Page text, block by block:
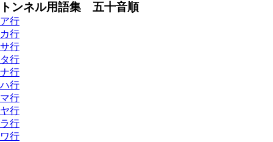
トンネル用語集 五十音順
ア行
カ行
サ行
タ行
ナ行
ハ行
マ行
ヤ行
ラ行
ワ行